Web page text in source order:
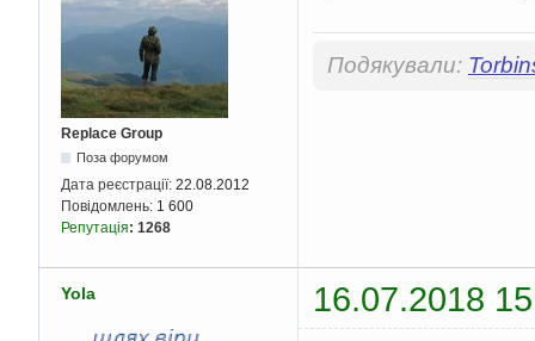
Replace Group
Поза форумом
Дата реєстрації: 22.08.2012
Повідомлень: 1 600
Репутація: 1268
Подякували:
Yola 16.07.2018